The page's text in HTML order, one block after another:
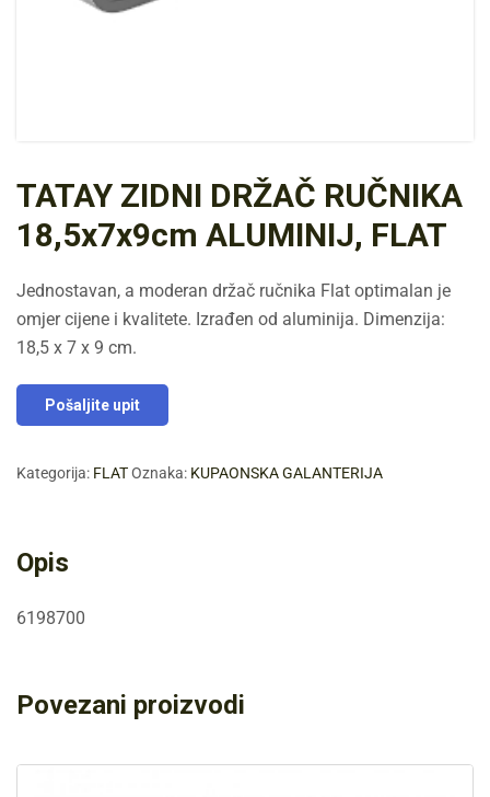
TATAY ZIDNI DRŽAČ RUČNIKA
18,5x7x9cm ALUMINIJ, FLAT
Jednostavan, a moderan držač ručnika Flat optimalan je
omjer cijene i kvalitete. Izrađen od aluminija. Dimenzija:
18,5 x 7 x 9 cm.
Pošaljite upit
Kategorija: FLATOznaka: KUPAONSKA GALANTERIJA
Opis
6198700
Povezani proizvodi